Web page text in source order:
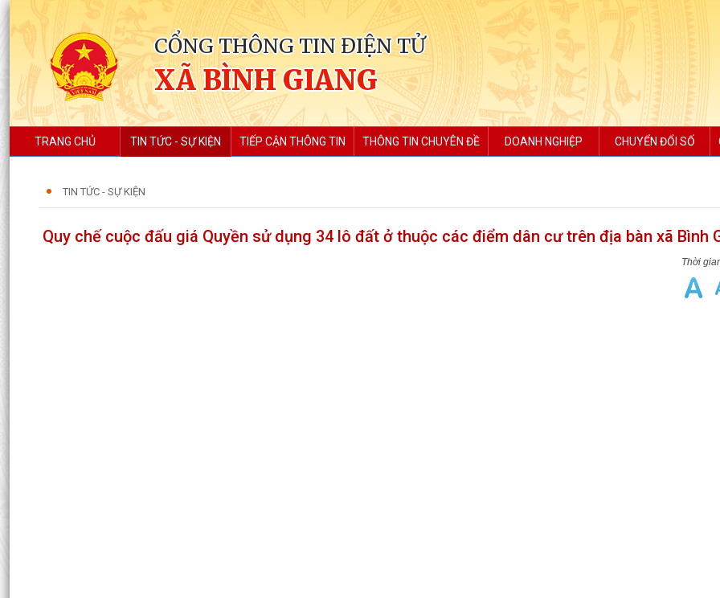
CỔNG THÔNG TIN ĐIỆN TỬ
XÃ BÌNH GIANG
TRANG CHỦ TIN TỨC - SỰ KIỆN TIẾP CẬN THÔNG TIN THÔNG TIN CHUYÊN ĐỀ DOANH NGHIỆP CHUYỂN ĐỔI SỐ
TIN TỨC - SỰ KIỆN
Quy chế cuộc đấu giá Quyền sử dụng 34 lô đất ở thuộc các điểm dân cư trên địa bàn xã Bình